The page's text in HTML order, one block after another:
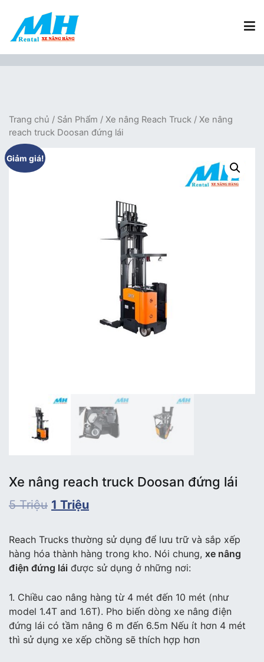
nội
Xe Nâng Hàng MH Rental
Trang chủ / Sản Phẩm / Xe nâng Reach Truck / Xe nâng
reach truck Doosan đứng lái
Giảm giá!
Xe nâng reach truck Doosan đứng lái
5Triệu 1 Triệu
Reach Trucks thường sử dụng để lưu trữ và sắp xếp
hàng hóa thành hàng trong kho. Nói chung, xe nâng
điện đứng lái được sử dụng ở những nơi:
1. Chiều cao nâng hàng từ 4 mét đến 10 mét (như
model 1.4T and 1.6T). Pho biến dòng xe nâng điện
đứng lái có tầm nâng 6 m đến 6.5m Nếu ít hơn 4 mét
thì sử dụng xe xếp chồng sẽ thích hợp hơn